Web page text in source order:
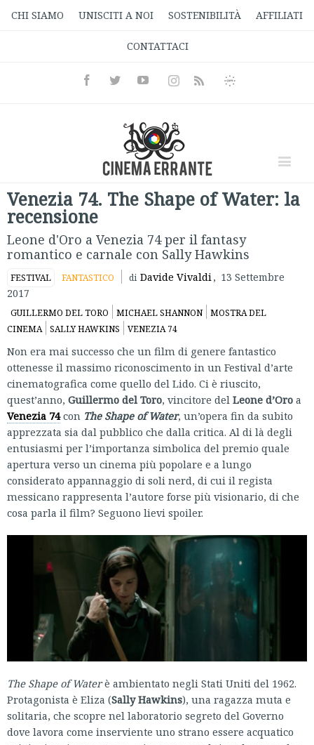
CHI SIAMO UNISCITI A NOI SOSTENIBILITÀ AFFILIATI
CONTATTACI
FacebookTwitterYoutubeInstagramRss
Informativa
Venezia 74. The Shape of Water: la
recensione
Leone d'Oro a Venezia 74 per il fantasy
romantico e carnale con Sally Hawkins
FESTIVAL FANTASTICO di Davide Vivaldi, 13 Settembre
2017
GUILLERMO DEL TORO MICHAEL SHANNON
MOSTRA DEL
CINEMA
SALLY HAWKINS VENEZIA 74
Non era mai successo che un film di genere fantastico
ottenesse il massimo riconoscimento in un Festival d’arte
cinematografica come quello del Lido. Ci è riuscito,
quest’anno, Guillermo del Toro, vincitore del Leone d’Oro a
Venezia 74con The Shape of Water, un’opera fin da subito
apprezzata sia dal pubblico che dalla critica. Al di là degli
entusiasmi per l’importanza simbolica del premio quale
apertura verso un cinema più popolare e a lungo
considerato appannaggio di soli nerd, di cui il regista
messicano rappresenta l’autore forse più visionario, di che
cosa parla il film? Seguono lievi spoiler.
The Shape of Waterè ambientato negli Stati Uniti del 1962.
Protagonista è Eliza (Sally Hawkins), una ragazza muta e
solitaria, che scopre nel laboratorio segreto del Governo
dove lavora come inserviente uno strano essere acquatico